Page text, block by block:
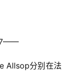
Allsop分别在法